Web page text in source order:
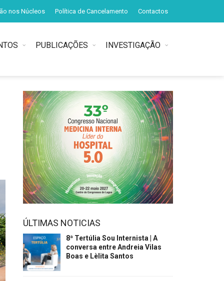
nos Núcleos Política de Cancelamento Contactos
PUBLICAÇÕES INVESTIGAÇÃO
ÚLTIMAS NOTICIAS
8ª Tertúlia Sou Internista | A
conversa entre Andreia Vilas
Boas e Lèlita Santos